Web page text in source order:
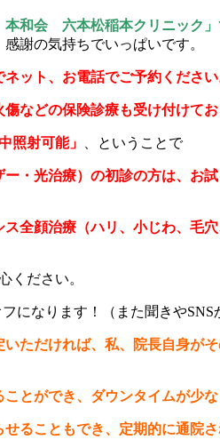
和会 六本松稲本クリニック」
謝の気持ちでいっぱいです。
ット、お電話でご予約ください
などの保険診療も受け付けてお
照射可能」 、ということで
・光治療）の初診の方は、
全顔治療（ハリ、小じわ、毛
ください。
になります！（また聞きやSNS
ただければ、私、院長自身が
とができ、ダウンタイムが少
ることもでき、定期的に通院